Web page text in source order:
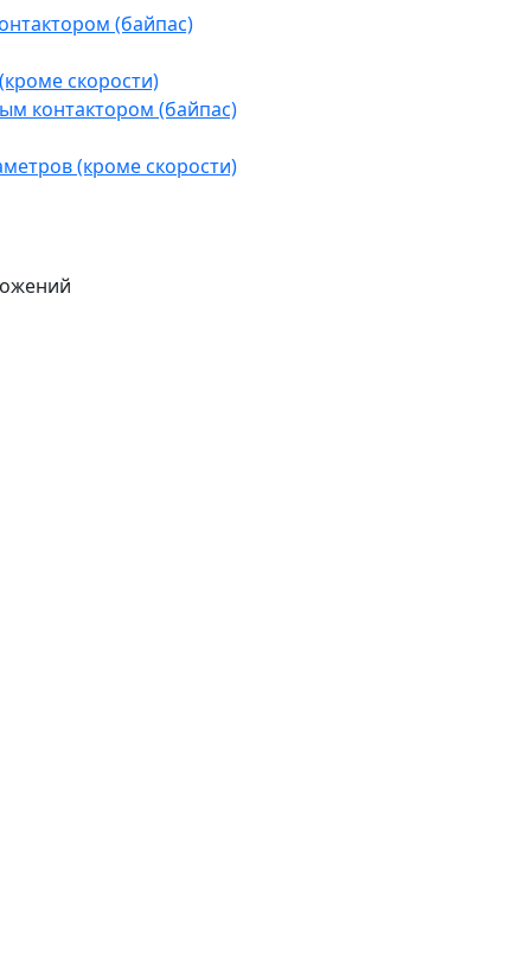
(байпас)
скорости)
контактором (байпас)
(кроме скорости)